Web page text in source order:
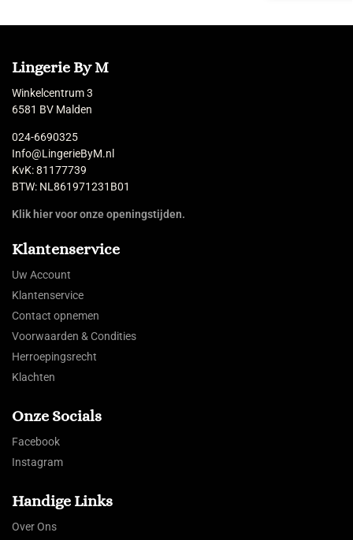
Lingerie By M
Winkelcentrum 3
6581 BV Malden
024-6690325
Info@LingerieByM.nl
KvK: 81177739
BTW: NL861971231B01
Klik hier voor onze openingstijden.
Klantenservice
Uw Account
Klantenservice
Contact opnemen
Voorwaarden & Condities
Herroepingsrecht
Klachten
Onze Socials
Facebook
Instagram
Handige Links
Over Ons